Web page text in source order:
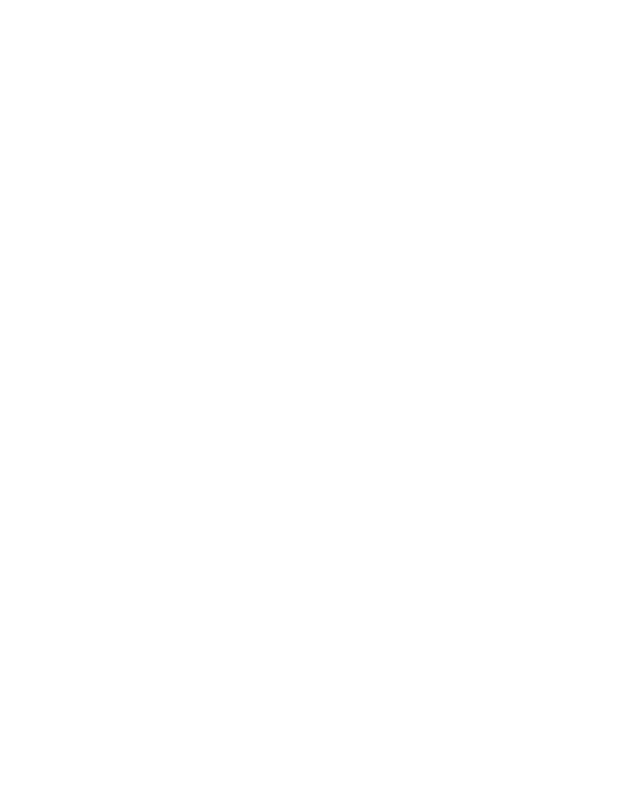
kiseline. Godine testiranja u različitim okruženjima
silicija koji se može koristiti kao sredstvo za natapanje
povećava unos hranjivih tvari i poboljšava otpornost na
biološkim tvarima, Vitalize potiče rast korisnih
cjelokupnog zdravlja biljaka.
drugih proizvoda
ml na 5 galona tijekom tjedna cvatnje.